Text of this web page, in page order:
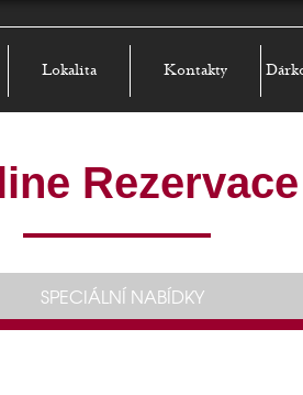
Lokalita Kontakty
Rezervace
SPECIÁLNÍ NABÍDKY